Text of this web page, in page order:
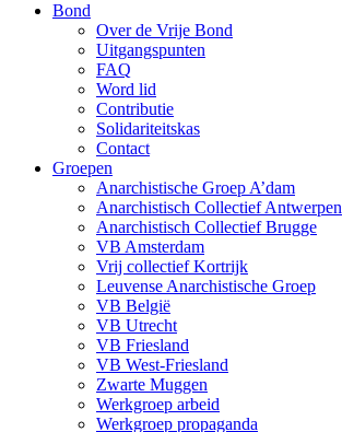
Bond
Over de Vrije Bond
Uitgangspunten
FAQ
Word lid
Contributie
Solidariteitskas
Contact
Groepen
Anarchistische Groep A’dam
Anarchistisch Collectief Antwerpen
Anarchistisch Collectief Brugge
VB Amsterdam
Vrij collectief Kortrijk
Leuvense Anarchistische Groep
VB België
VB Utrecht
VB Friesland
VB West-Friesland
Zwarte Muggen
Werkgroep arbeid
Werkgroep propaganda